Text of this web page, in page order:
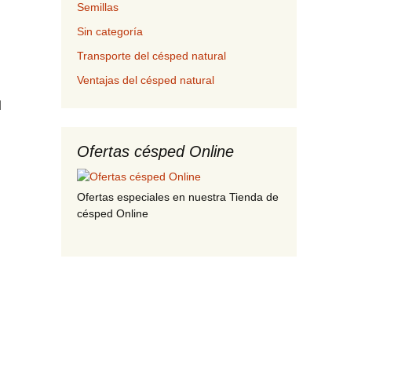
Semillas
Sin categoría
Transporte del césped natural
Ventajas del césped natural
Ofertas césped Online
Ofertas especiales en nuestra Tienda de
césped Online